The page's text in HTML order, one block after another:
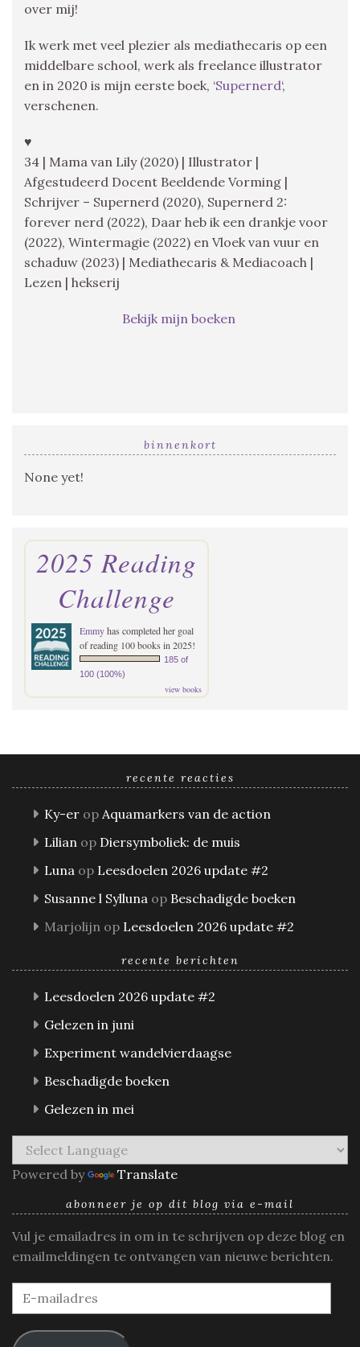
over mij!
Ik werk met veel plezier als mediathecaris op een
middelbare school, werk als freelance illustrator
en in 2020 is mijn eerste boek, ‘Supernerd‘,
verschenen.
♥
34 | Mama van Lily (2020) | Illustrator |
Afgestudeerd Docent Beeldende Vorming |
Schrijver – Supernerd (2020), Supernerd 2:
forever nerd (2022), Daar heb ik een drankje voor
(2022), Wintermagie (2022) en Vloek van vuur en
schaduw (2023) | Mediathecaris & Mediacoach |
Lezen | hekserij
Bekijk mijn boeken
binnenkort
None yet!
2025 Reading
Challenge
Emmyhas completed her goal
of reading 100 books in 2025!
185 of
100 (100%)
view books
recente reacties
Ky-er op Aquamarkers van de action
Lilian op Diersymboliek: de muis
Luna op Leesdoelen 2026 update #2
Susanne l Sylluna op Beschadigde boeken
Marjolijn op Leesdoelen 2026 update #2
recente berichten
Leesdoelen 2026 update #2
Gelezen in juni
Experiment wandelvierdaagse
Beschadigde boeken
Gelezen in mei
Powered by Translate
abonneer je op dit blog via e-mail
Vul je emailadres in om in te schrijven op deze blog en
emailmeldingen te ontvangen van nieuwe berichten.
E-
mailadres